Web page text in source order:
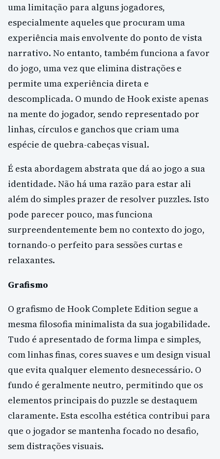
uma limitação para alguns jogadores,
especialmente aqueles que procuram uma
experiência mais envolvente do ponto de vista
narrativo. No entanto, também funciona a favor
do jogo, uma vez que elimina distrações e
permite uma experiência direta e
descomplicada. O mundo de Hook existe apenas
na mente do jogador, sendo representado por
linhas, círculos e ganchos que criam uma
espécie de quebra-cabeças visual.
É esta abordagem abstrata que dá ao jogo a sua
identidade. Não há uma razão para estar ali
além do simples prazer de resolver puzzles. Isto
pode parecer pouco, mas funciona
surpreendentemente bem no contexto do jogo,
tornando-o perfeito para sessões curtas e
relaxantes.
Grafismo
O grafismo de Hook Complete Edition segue a
mesma filosofia minimalista da sua jogabilidade.
Tudo é apresentado de forma limpa e simples,
com linhas finas, cores suaves e um design visual
que evita qualquer elemento desnecessário. O
fundo é geralmente neutro, permitindo que os
elementos principais do puzzle se destaquem
claramente. Esta escolha estética contribui para
que o jogador se mantenha focado no desafio,
sem distrações visuais.